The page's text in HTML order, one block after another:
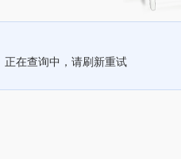
正在查询中，请刷新重试